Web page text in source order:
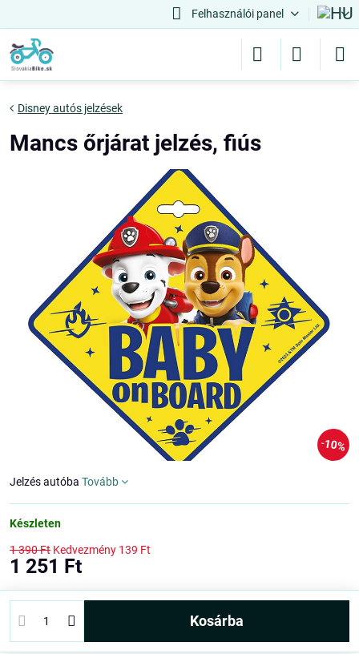
Felhasználói panel
10%
Disney autós jelzések
Mancs őrjárat jelzés, fiús
Jelzés autóba Tovább
Készleten
1 390 Ft Kedvezmény 139 Ft
1 251 Ft
kosárba